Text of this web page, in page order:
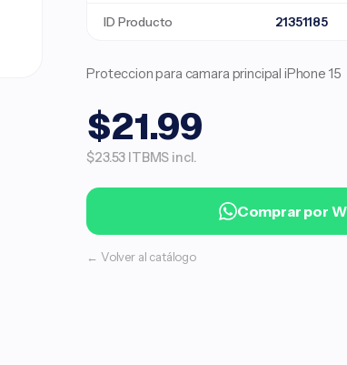
ID Producto 21351185
Proteccion para camara principal iPhone 15
$21.99
$23.53 ITBMS incl.
Comprar por
← Volver al catálogo